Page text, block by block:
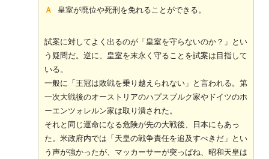
Ａ 皇室が廃位や死刑を免れることができる。
試案に対してよく出るのが「皇室を守らないのか？」とい
う疑問だ。逆に、皇室を末永く守ることを試案は目指して
いる。
一般に「王冠は敗戦を乗り越えられない」と言われる。第
一次大戦後のオーストリアのハプスブルク家やドイツのホ
ーエンツォレルン家は取り潰された。
それと同じ運命になる危険が先の大戦後、日本にもあっ
た。米政府内では「天皇の戦争責任を追及すべきだ」とい
う声が強かったが、マッカーサーが突っぱね、昭和天皇は